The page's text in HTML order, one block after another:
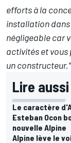
efforts à la
installation
négligeable car
activités et vous
un constructeur."
Lire
Le caractère
Esteban Ocon
nouvelle Alpine
Alpine lève le